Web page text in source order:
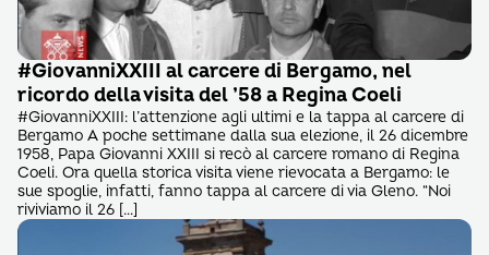
#GiovanniXXIII al carcere di Bergamo, nel
ricordo della visita del ’58 a Regina Coeli
#GiovanniXXIII: l’attenzione agli ultimi e la tappa al carcere di
Bergamo A poche settimane dalla sua elezione, il 26 dicembre
1958, Papa Giovanni XXIII si recò al carcere romano di Regina
Coeli. Ora quella storica visita viene rievocata a Bergamo: le
sue spoglie, infatti, fanno tappa al carcere di via Gleno. “Noi
riviviamo il 26 […]